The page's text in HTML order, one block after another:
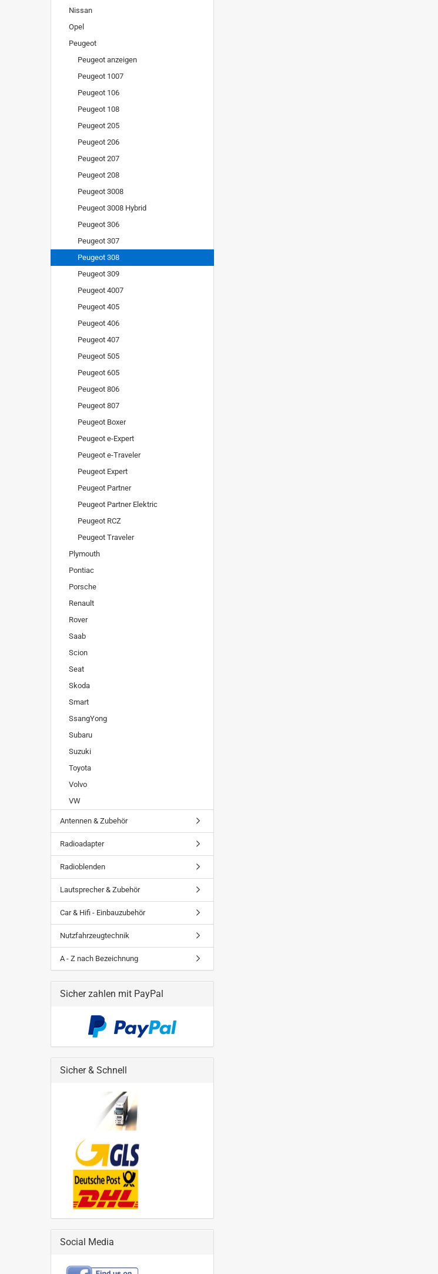
Nissan
Opel
Peugeot
Peugeot anzeigen
Peugeot 1007
Peugeot 106
Peugeot 108
Peugeot 205
Peugeot 206
Peugeot 207
Peugeot 208
Peugeot 3008
Peugeot 3008 Hybrid
Peugeot 306
Peugeot 307
Peugeot 308
Peugeot 309
Peugeot 4007
Peugeot 405
Peugeot 406
Peugeot 407
Peugeot 505
Peugeot 605
Peugeot 806
Peugeot 807
Peugeot Boxer
Peugeot e-Expert
Peugeot e-Traveler
Peugeot Expert
Peugeot Partner
Peugeot Partner Elektric
Peugeot RCZ
Peugeot Traveler
Plymouth
Pontiac
Porsche
Renault
Rover
Saab
Scion
Seat
Skoda
Smart
SsangYong
Subaru
Suzuki
Toyota
Volvo
VW
Antennen & Zubehör
Radioadapter
Radioblenden
Lautsprecher & Zubehör
Car & Hifi - Einbauzubehör
Nutzfahrzeugtechnik
A - Z nach Bezeichnung
Sicher zahlen mit PayPal
Sicher & Schnell
Social Media